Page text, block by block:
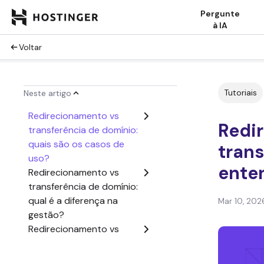
Pergunte
à IA
Voltar
Neste artigo
Redirecionamento vs
transferência de domínio:
quais são os casos de
uso?
Redirecionamento vs
transferência de domínio:
qual é a diferença na
gestão?
Redirecionamento vs
Tutoriais
Mar 10,